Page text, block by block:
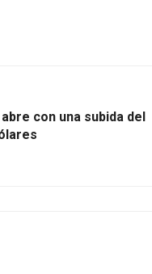
con una subida del